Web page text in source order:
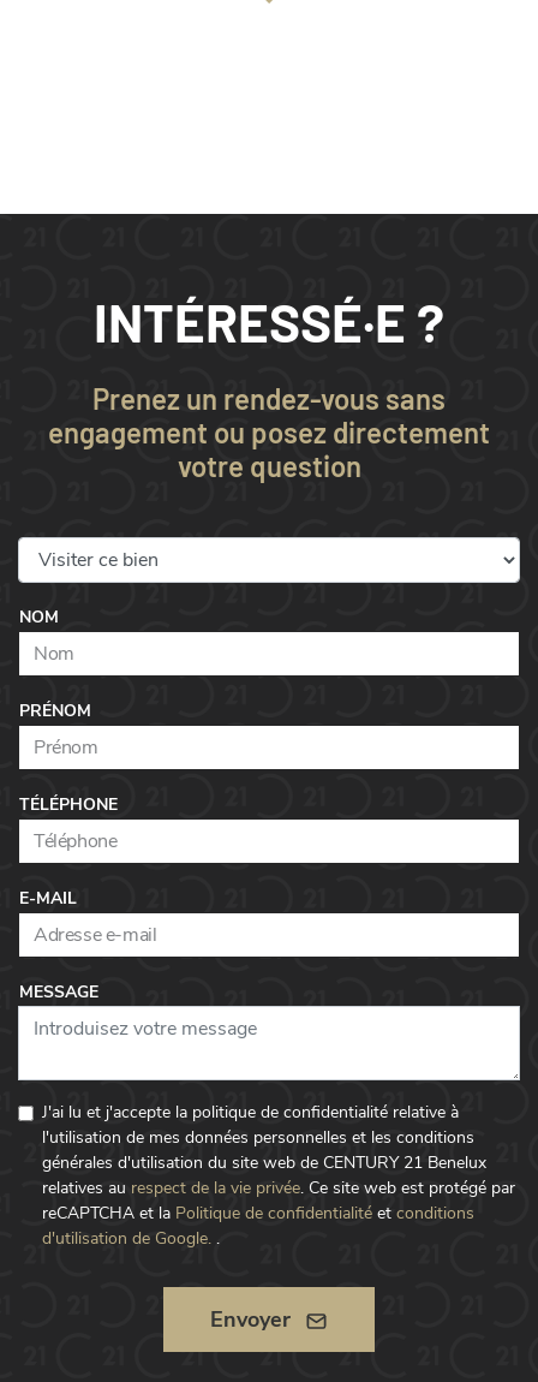
INTÉRESSÉ·E ?
Prenez un rendez-vous sans
engagement ou posez directement
votre question
NOM
PRÉNOM
TÉLÉPHONE
E-MAIL
MESSAGE
J'ai lu et j'accepte la politique de confidentialité relative à
l'utilisation de mes données personnelles et les conditions
générales d'utilisation du site web de CENTURY 21 Benelux
relatives au respect de la vie privée. Ce site web est protégé par
reCAPTCHA et la Politique de confidentialité et conditions
d'utilisation de Google. .
Envoyer